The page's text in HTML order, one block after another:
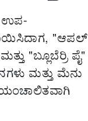
ಉಪ-
"ಆಪಲ್
"ಬ್ಲೂಬೆರ್ರಿ ಪೈ"
ಮತ್ತು ಮೆನು